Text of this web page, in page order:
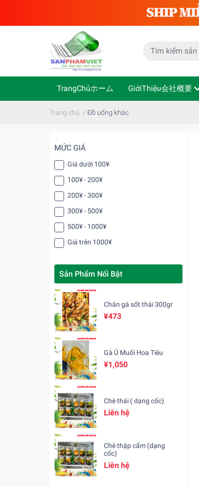
TrangChủホーム GiớiThiệu会社概要
Trang chủ / Đồ uống khác
MỨC GIÁ
Giá dưới 100¥
100¥ - 200¥
200¥ - 300¥
300¥ - 500¥
500¥ - 1000¥
Giá trên 1000¥
Sản Phẩm Nổi Bật
Chân gà sốt thái 300gr
¥473
Gà Ủ Muối Hoa Tiêu
¥1,050
Chè thái ( dạng cốc)
Liên hệ
Chè thập cẩm (dạng
cốc)
Liên hệ